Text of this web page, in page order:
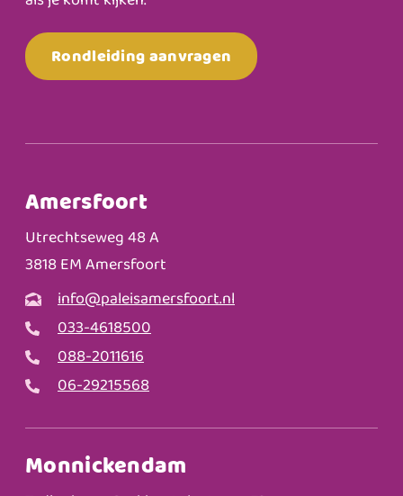
Rondleiding aanvragen
Amersfoort
Utrechtseweg 48 A
3818 EM Amersfoort
info@paleisamersfoort.nl
033-4618500
088-2011616
06-29215568
Monnickendam